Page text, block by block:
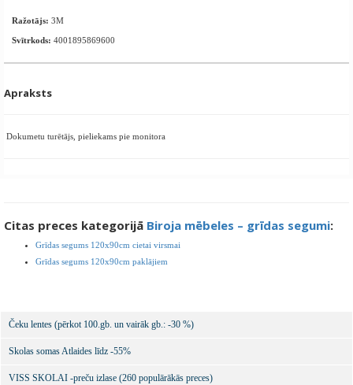
Ražotājs: 3M
Svītrkods: 4001895869600
Apraksts
Dokumetu turētājs, pieliekams pie monitora
Citas preces kategorijā Biroja mēbeles – grīdas segumi:
Grīdas segums 120x90cm cietai virsmai
Grīdas segums 120x90cm paklājiem
Čeku lentes (pērkot 100.gb. un vairāk gb.: -30 %)
Skolas somas Atlaides līdz -55%
VISS SKOLAI -preču izlase (260 populārākās preces)